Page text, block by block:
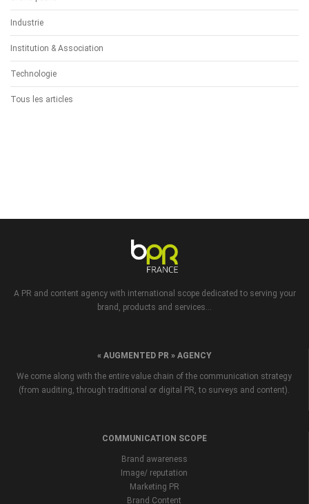
Industrie
Institution & Association
Technologie
Tous les articles
A PR and content agency with international scope dedicated to serving your
brand, products and services...
« AUGMENTED PR » AGENCY
We come along with the entire value chain of the communication strategy
(from auditing, through traditional or digital PR, to surveys and content).
COMMUNICATION SCOPE
Brand awareness
Image/ reputation
Marketing PR
Brand Content